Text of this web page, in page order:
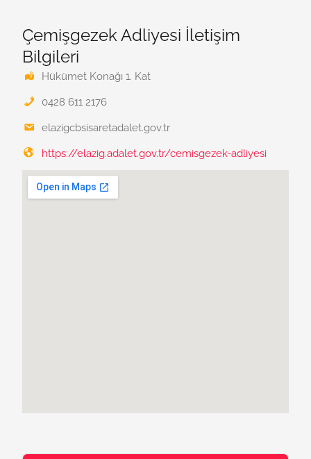
Çemişgezek Adliyesi İletişim
Bilgileri
Hükümet Konağı 1. Kat
0428 611 2176
elazigcbsisaretadalet.gov.tr
https://elazig.adalet.gov.tr/cemisgezek-adliyesi